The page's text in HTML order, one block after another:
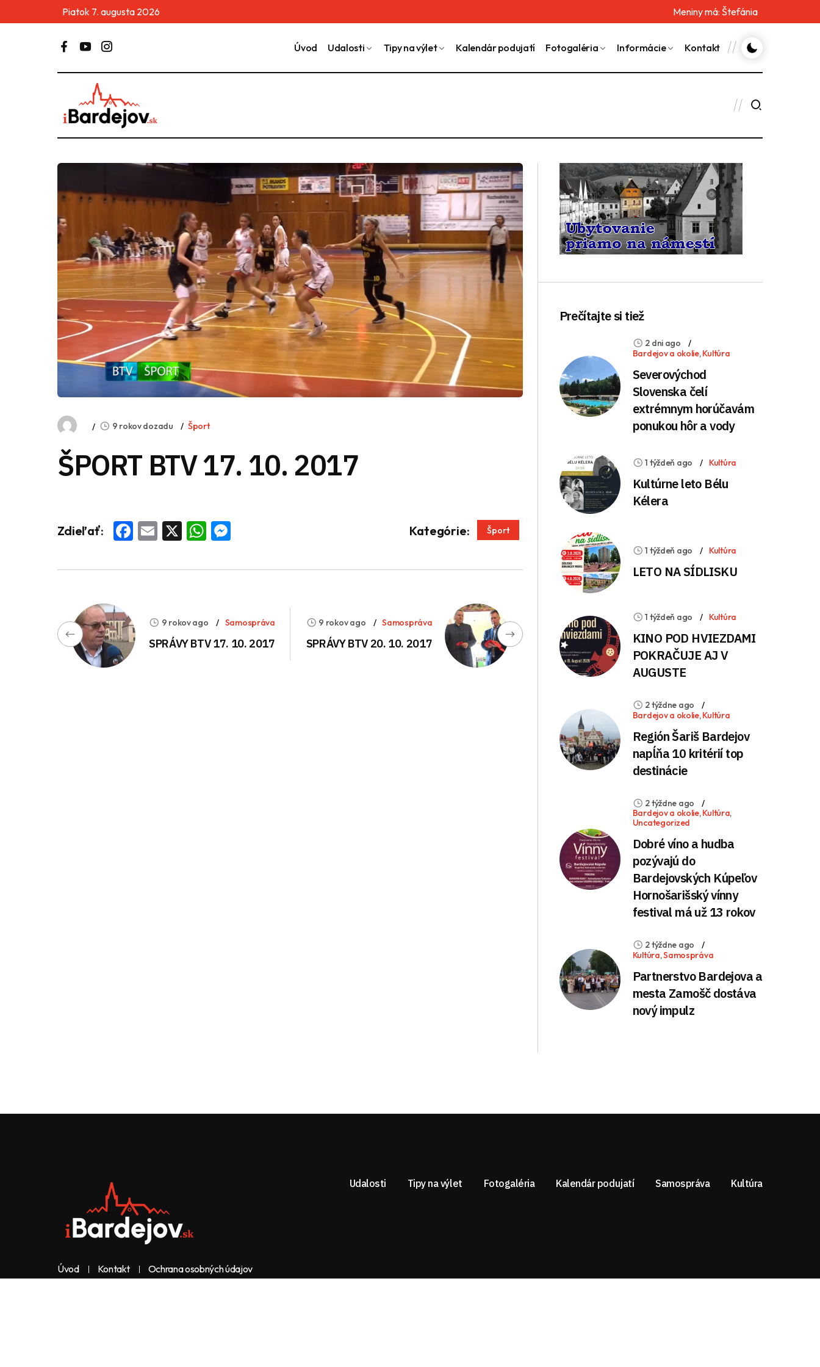
Piatok 7. augusta 2026 Meniny má: Štefánia
Úvod Udalosti Tipy na výlet Kalendár podujatí Fotogaléria Informácie Kontakt
9 rokov dozadu Šport
ŠPORT BTV 17. 10. 2017
Zdieľať: Facebook
Email
X WhatsApp
Messenger Kategórie: Šport
9 rokov ago Samospráva
SPRÁVY BTV 17. 10. 2017
9 rokov ago Samospráva
SPRÁVY BTV 20. 10. 2017
Prečítajte si tiež
2 dni ago
Bardejov a okolie,Kultúra
Severovýchod
Slovenska čelí
extrémnym horúčavám
ponukou hôr a vody
1 týždeň ago Kultúra
Kultúrne leto Bélu
Kélera
1 týždeň ago Kultúra
LETO NA SÍDLISKU
1 týždeň ago Kultúra
KINO POD HVIEZDAMI
POKRAČUJE AJ V
AUGUSTE
2 týždne ago
Bardejov a okolie,Kultúra
Región Šariš Bardejov
napĺňa 10 kritérií top
destinácie
2 týždne ago
Bardejov a okolie,Kultúra,
Uncategorized
Dobré víno a hudba
pozývajú do
Bardejovských Kúpeľov
Hornošarišský vínny
festival má už 13 rokov
2 týždne ago
Kultúra,Samospráva
Partnerstvo Bardejova a
mesta Zamošč dostáva
nový impulz
Úvod Kontakt Ochrana osobných údajov
Udalosti Tipy na výlet Fotogaléria Kalendár podujatí Samospráva Kultúra